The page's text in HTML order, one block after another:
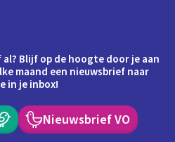
Blijf op de hoogte door je aan
maand een nieuwsbrief naar
in je inbox!
Nieuwsbrief VO